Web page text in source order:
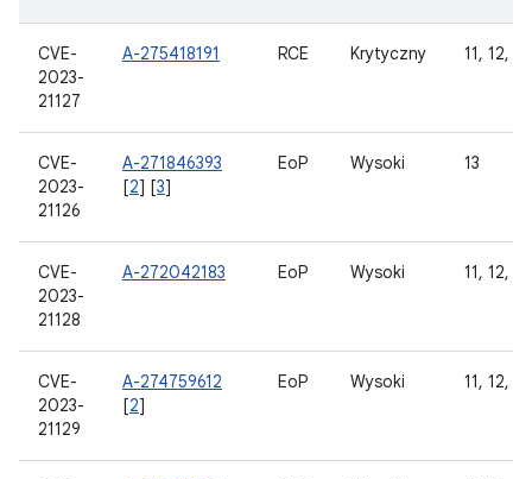
CVE-
2023-
21127
A-275418191 RCE Krytyczny 11, 12,
CVE-
2023-
21126
A-271846393
[2] [3]
EoP Wysoki 13
CVE-
2023-
21128
A-272042183 EoP Wysoki 11, 12,
CVE-
2023-
21129
A-274759612
[2]
EoP Wysoki 11, 12,